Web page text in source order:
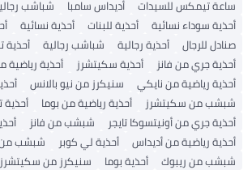
ساعة تيمكس للسيدات
أديداس سامبا شباشب
أحذية سوداء نسائية
أحذية للبنات أحذية نسائية
صنادل للرجال
أحذية رجالية شباشب رجالية
أحذية
أحذية جري من فانز
أحذية سكيتشرز
أحذية رياضية
أحذية رياضية من نايكي
سنيكرز من نيو بالانس
شبشب من سكيتشرز
أحذية رياضية من بوما
أحذية جري من أونيتسوكا تايجر
شبشب من فانز
أحذية رياضية من أديداس
أحذية لي كوبر
شبشب من
شبشب من ريبوك
أحذية بوما
سنيكرز من سكيتشرز